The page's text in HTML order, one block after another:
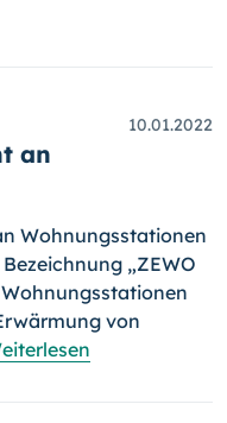
an
10.01.2022
Wohnungsstationen
„ZEWO
von